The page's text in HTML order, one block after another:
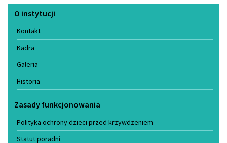
Menu
O instytucji
Kontakt
Kadra
Galeria
Historia
Zasady funkcjonowania
Polityka ochrony dzieci przed krzywdzeniem
Statut poradni